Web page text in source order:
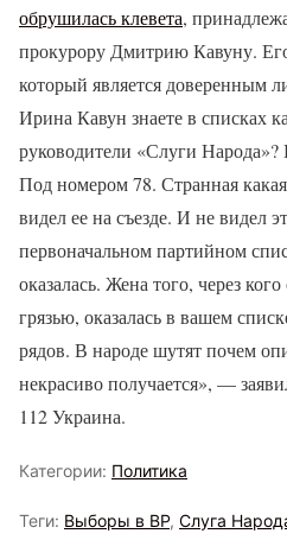
обрушилась клевета,
прокурору Дмитрию Кавуну.
который является доверенным
Ирина Кавун знаете в списках
руководители «Слуги
Под номером 78. Странная
видел ее на съезде. И не видел
первоначальном партийном
оказалась. Жена того, через
грязью, оказалась в вашем
рядов. В народе шутят почем
некрасиво получается», —
112 Украина.
Категории: Политика
Теги: Выборы в ВР, Слуга